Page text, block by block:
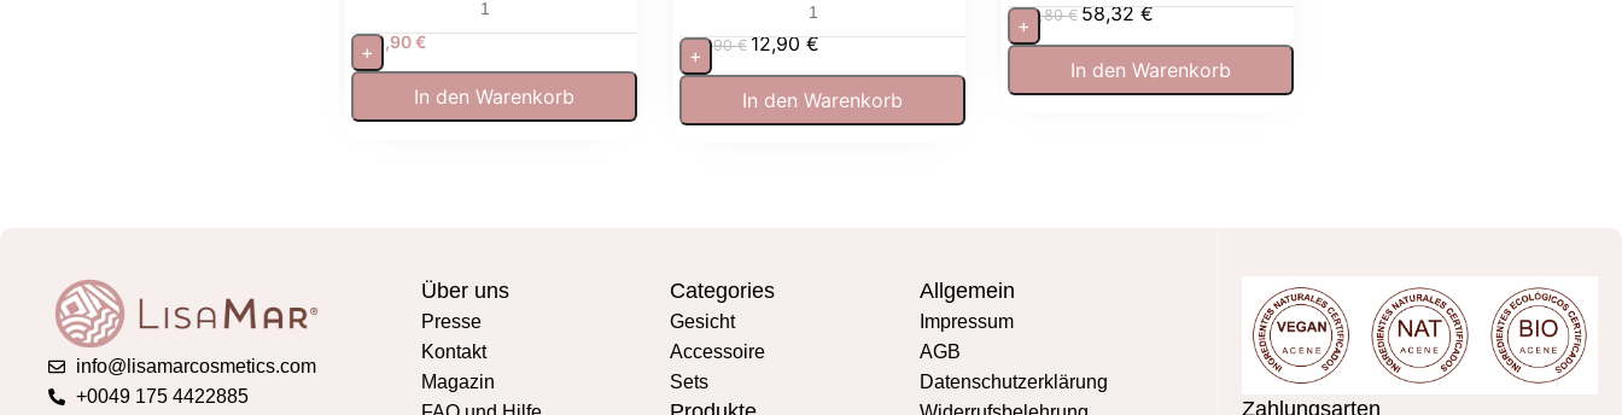
34,90€
+
In den Warenkorb
19,90€ 12,90€
+
In den Warenkorb
64,80€ 58,32€
+
In den Warenkorb
info@lisamarcosmetics.com
+0049 175 4422885
Über uns
Presse
Kontakt
Magazin
Categories
Gesicht
Accessoire
Sets
Allgemein
Impressum
AGB
Datenschutzerklärung
Zahlungsarten